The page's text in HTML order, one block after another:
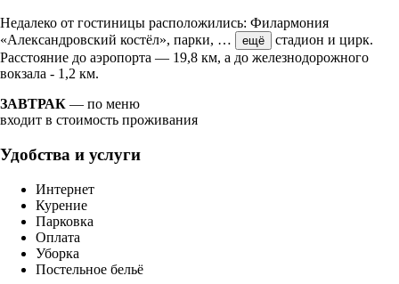
Недалеко от гостиницы расположились: Филармония
«Александровский костёл», парки, … ещё
стадион и цирк.
Расстояние до аэропорта — 19,8 км, а до железнодорожного
вокзала - 1,2 км.
ЗАВТРАК — по меню
входит в стоимость проживания
Удобства и услуги
Интернет
Курение
Парковка
Оплата
Уборка
Постельное бельё